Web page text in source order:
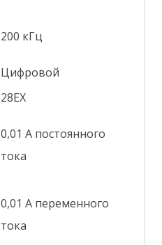
200 кГц
Цифровой
28EX
0,01 А постоянного
тока
0,01 А переменного
тока